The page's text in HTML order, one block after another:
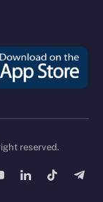
reserved.
LinkedInTikTok